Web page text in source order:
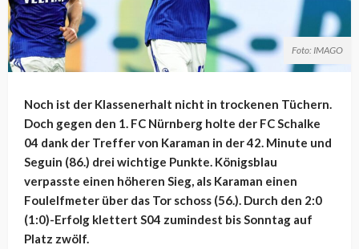
Foto: IMAGO
Noch ist der Klassenerhalt nicht in trockenen Tüchern.
Doch gegen den 1. FC Nürnberg holte der FC Schalke
04 dank der Treffer von Karaman in der 42. Minute und
Seguin (86.) drei wichtige Punkte. Königsblau
verpasste einen höheren Sieg, als Karaman einen
Foulelfmeter über das Tor schoss (56.). Durch den 2:0
(1:0)-Erfolg klettert S04 zumindest bis Sonntag auf
Platz zwölf.